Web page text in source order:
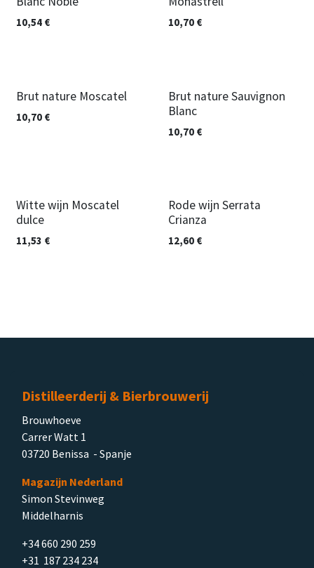
10,54 € 10,70€
Brut nature Moscatel
10,70 €
Brut nature Sauvignon
Blanc
10,70€
Witte wijn Moscatel
dulce
11,53 €
Rode wijn Serrata
Crianza
12,60€
Distilleerderij & Bierbrouwerij
Brouwhoeve
Carrer Watt 1
03720 Benissa - Spanje
Magazijn Nederland
Simon Stevinweg
Middelharnis
+34 660 290 259
+31 187 234 234